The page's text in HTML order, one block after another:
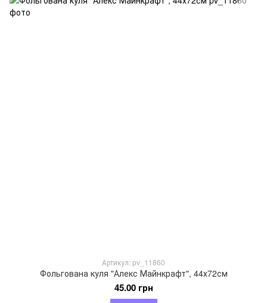
Артикул: pv_11860
Фольгована куля "Алекс Майнкрафт", 44х72см
45.00 грн